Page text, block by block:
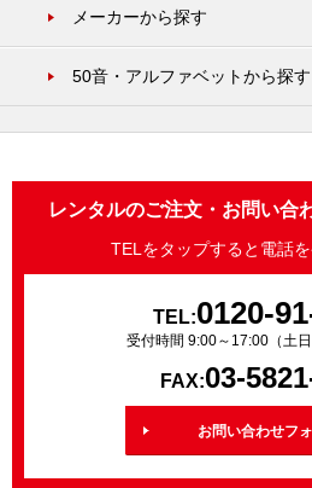
メーカーから探す
50音・アルファベットから探す
レンタルのご注文・お問い合
TELをタップすると電話を
TEL:0120-
受付時間 9:00～17:00（土日
FAX:03-
お問い合わせフ